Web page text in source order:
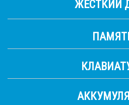
ЖЕСТКИЙ